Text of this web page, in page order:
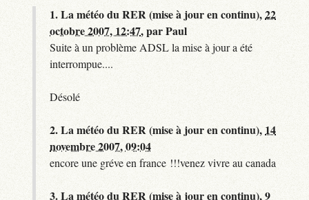
1.La météo du RER (mise à jour en continu),22
octobre 2007, 12:47,parPaul
Suite à un problème ADSL la mise à jour a été
interrompue....
Désolé
2.La météo du RER (mise à jour en continu), 14
novembre 2007, 09:04
encore une gréve en france !!!venez vivre au canada
3.La météo du RER (mise à jour en continu),9